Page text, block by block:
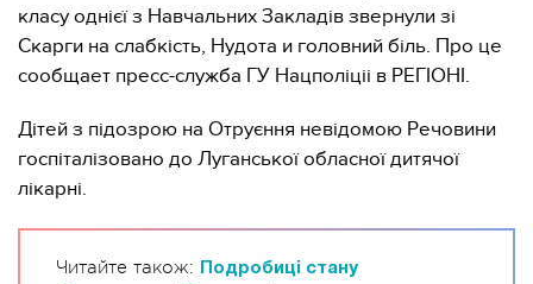
класу однієї з Навчальних Закладів звернули зі
Скарги на слабкість, Нудота и головний біль. Про це
сообщает пресс-служба ГУ Нацполіціі в РЕГІОНІ.
Дітей з підозрою на Отруєння невідомою Речовини
госпіталізовано до Луганської обласної дитячої
лікарні.
Читайте також:
Подробиці стану